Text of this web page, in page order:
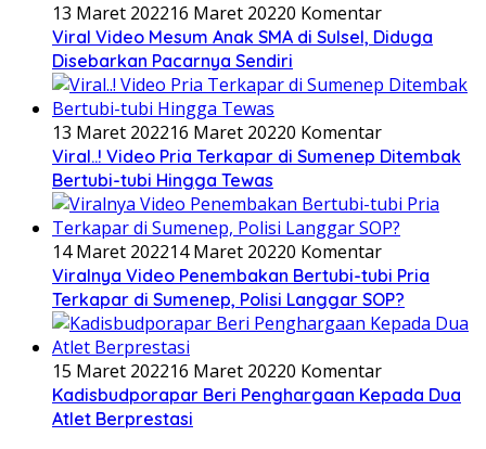
13 Maret 202216 Maret 20220 Komentar
Viral Video Mesum Anak SMA di Sulsel, Diduga
Disebarkan Pacarnya Sendiri
13 Maret 202216 Maret 20220 Komentar
Viral..! Video Pria Terkapar di Sumenep Ditembak
Bertubi-tubi Hingga Tewas
14 Maret 202214 Maret 20220 Komentar
Viralnya Video Penembakan Bertubi-tubi Pria
Terkapar di Sumenep, Polisi Langgar SOP?
15 Maret 202216 Maret 20220 Komentar
Kadisbudporapar Beri Penghargaan Kepada Dua
Atlet Berprestasi